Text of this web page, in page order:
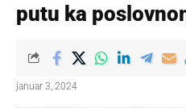
putu ka
januar 3, 2024